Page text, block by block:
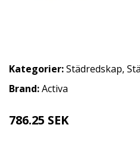
Kategorier:Städredskap,
Brand:Activa
786.25 SEK